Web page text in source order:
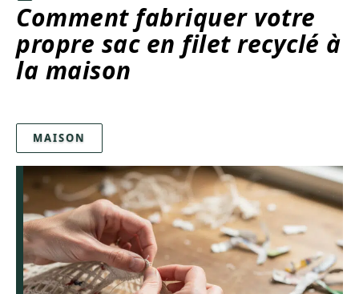
Comment fabriquer votre
propre sac en filet recyclé à
la maison
MAISON